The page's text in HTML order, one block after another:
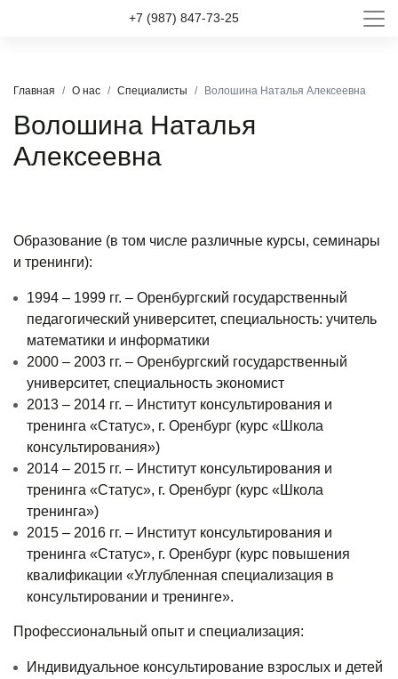
+7 (987) 847-73-25
Главная О нас Специалисты Волошина Наталья Алексеевна
Волошина Наталья
Алексеевна
Образование (в том числе различные курсы, семинары
и тренинги):
1994 – 1999 гг. – Оренбургский государственный
педагогический университет, специальность: учитель
математики и информатики
2000 – 2003 гг. – Оренбургский государственный
университет, специальность экономист
2013 – 2014 гг. – Институт консультирования и
тренинга «Статус», г. Оренбург (курс «Школа
консультирования»)
2014 – 2015 гг. – Институт консультирования и
тренинга «Статус», г. Оренбург (курс «Школа
тренинга»)
2015 – 2016 гг. – Институт консультирования и
тренинга «Статус», г. Оренбург (курс повышения
квалификации «Углубленная специализация в
консультировании и тренинге».
Профессиональный опыт и специализация:
Индивидуальное консультирование взрослых и детей